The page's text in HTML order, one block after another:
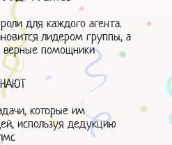
для каждого агента.
лидером группы, а
верные помощники
которые им
используя дедукцию